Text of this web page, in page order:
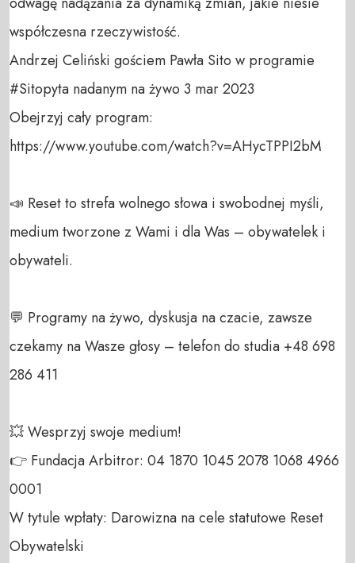
współczesna rzeczywistość.
Andrzej Celiński gościem Pawła Sito w programie
#Sitopyta nadanym na żywo 3 mar 2023
Obejrzyj cały program:
https://www.youtube.com/watch?v=AHycTPPI2bM
📣 Reset to strefa wolnego słowa i swobodnej myśli,
medium tworzone z Wami i dla Was – obywatelek i
obywateli.
💬 Programy na żywo, dyskusja na czacie, zawsze
czekamy na Wasze głosy – telefon do studia +48 698
286 411
💥 Wesprzyj swoje medium!
👉 Fundacja Arbitror: 04 1870 1045 2078 1068 4966
0001
W tytule wpłaty: Darowizna na cele statutowe Reset
Obywatelski